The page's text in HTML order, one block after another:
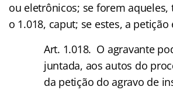
ou eletrônicos; se forem
o 1.018, caput; se estes, a
Art. 1.018. O agravante
juntada, aos autos do
da petição do agravo de